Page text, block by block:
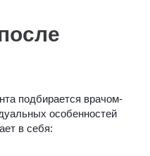
подбирается врачом-
особенностей
в себя: